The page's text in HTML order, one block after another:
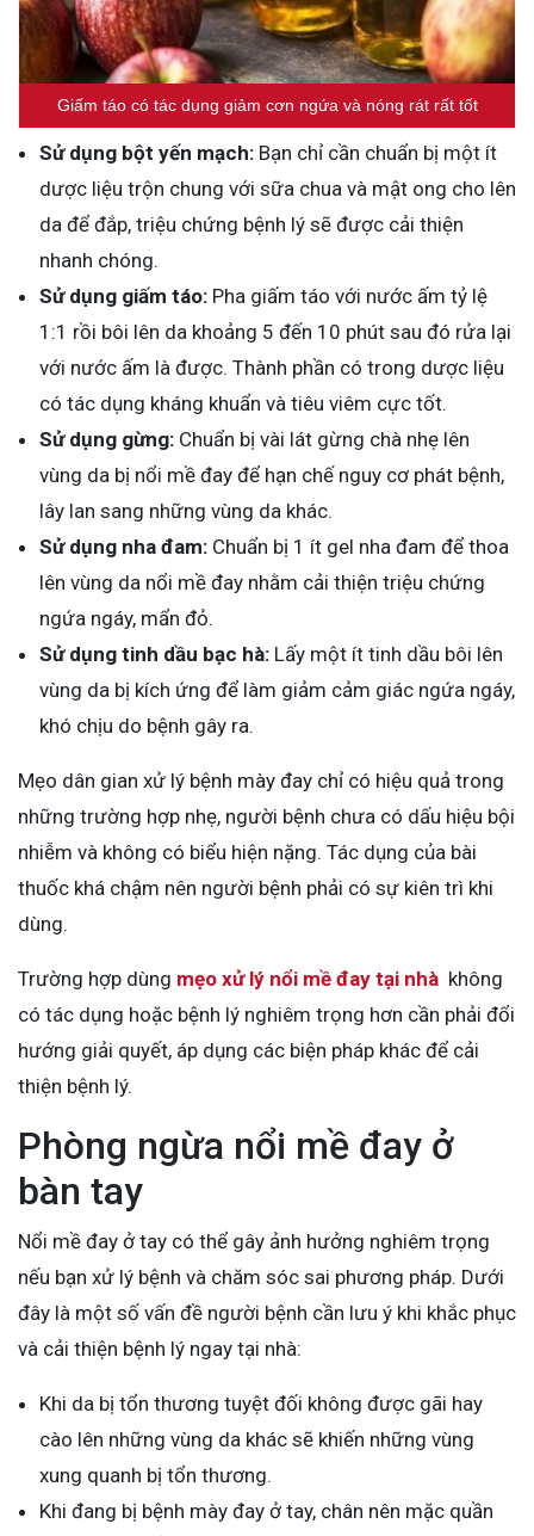
Giấm táo có tác dụng giảm cơn ngứa và nóng rát rất tốt
Sử dụng bột yến mạch: Bạn chỉ cần chuẩn bị một ít
dược liệu trộn chung với sữa chua và mật ong cho lên
da để đắp, triệu chứng bệnh lý sẽ được cải thiện
nhanh chóng.
Sử dụng giấm táo: Pha giấm táo với nước ấm tỷ lệ
1:1 rồi bôi lên da khoảng 5 đến 10 phút sau đó rửa lại
với nước ấm là được. Thành phần có trong dược liệu
có tác dụng kháng khuẩn và tiêu viêm cực tốt.
Sử dụng gừng: Chuẩn bị vài lát gừng chà nhẹ lên
vùng da bị nổi mề đay để hạn chế nguy cơ phát bệnh,
lây lan sang những vùng da khác.
Sử dụng nha đam: Chuẩn bị 1 ít gel nha đam để thoa
lên vùng da nổi mề đay nhằm cải thiện triệu chứng
ngứa ngáy, mẩn đỏ.
Sử dụng tinh dầu bạc hà: Lấy một ít tinh dầu bôi lên
vùng da bị kích ứng để làm giảm cảm giác ngứa ngáy,
khó chịu do bệnh gây ra.
Mẹo dân gian xử lý bệnh mày đay chỉ có hiệu quả trong
những trường hợp nhẹ, người bệnh chưa có dấu hiệu bội
nhiễm và không có biểu hiện nặng. Tác dụng của bài
thuốc khá chậm nên người bệnh phải có sự kiên trì khi
dùng.
Trường hợp dùng mẹo xử lý nổi mề đay tại nhà không
có tác dụng hoặc bệnh lý nghiêm trọng hơn cần phải đổi
hướng giải quyết, áp dụng các biện pháp khác để cải
thiện bệnh lý.
Phòng ngừa nổi mề đay ở
bàn tay
Nổi mề đay ở tay có thể gây ảnh hưởng nghiêm trọng
nếu bạn xử lý bệnh và chăm sóc sai phương pháp. Dưới
đây là một số vấn đề người bệnh cần lưu ý khi khắc phục
và cải thiện bệnh lý ngay tại nhà:
Khi da bị tổn thương tuyệt đối không được gãi hay
cào lên những vùng da khác sẽ khiến những vùng
xung quanh bị tổn thương.
Khi đang bị bệnh mày đay ở tay, chân nên mặc quần